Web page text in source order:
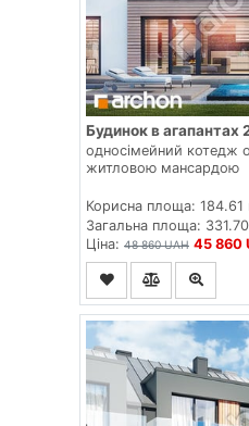
Будинок в агапантах
односімейний котедж
житловою мансардою
Корисна площа: 184.61
Загальна площа:
Ціна: 48 860 UAH 45 860